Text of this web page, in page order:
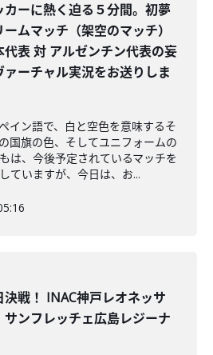
カーに熱く迫る５分間。初夢
ームマッチ（架空のマッチ）
代表 対 アルゼンチン代表の妄
ァーチャル実況をお送りしま
イン語で、白と空色を意味するそ
国旗の色、そしてユニフォームの
は、今後予定されているマッチを
ていますが、今日は、お...
決戦！ INAC神戸レオネッサ
ンフレッチェ広島レジーナ